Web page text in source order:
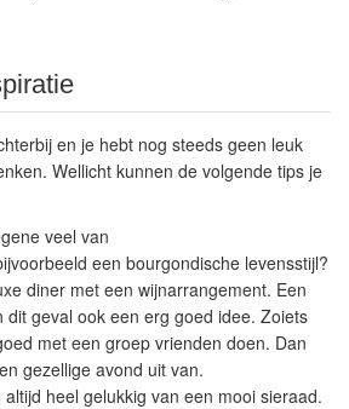
en je hebt nog steeds geen leuk
Wellicht kunnen de volgende tips je
veel van
een bourgondische levensstijl?
diner met een wijnarrangement. Een
dit geval ook een erg goed idee. Zoiets
met een groep vrienden doen. Dan
gezellige avond uit van.
heel gelukkig van een mooi sieraad.